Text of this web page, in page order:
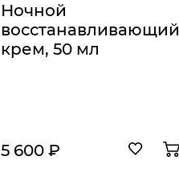
Ночной
восстанавливающий
крем, 50 мл
5 600 ₽